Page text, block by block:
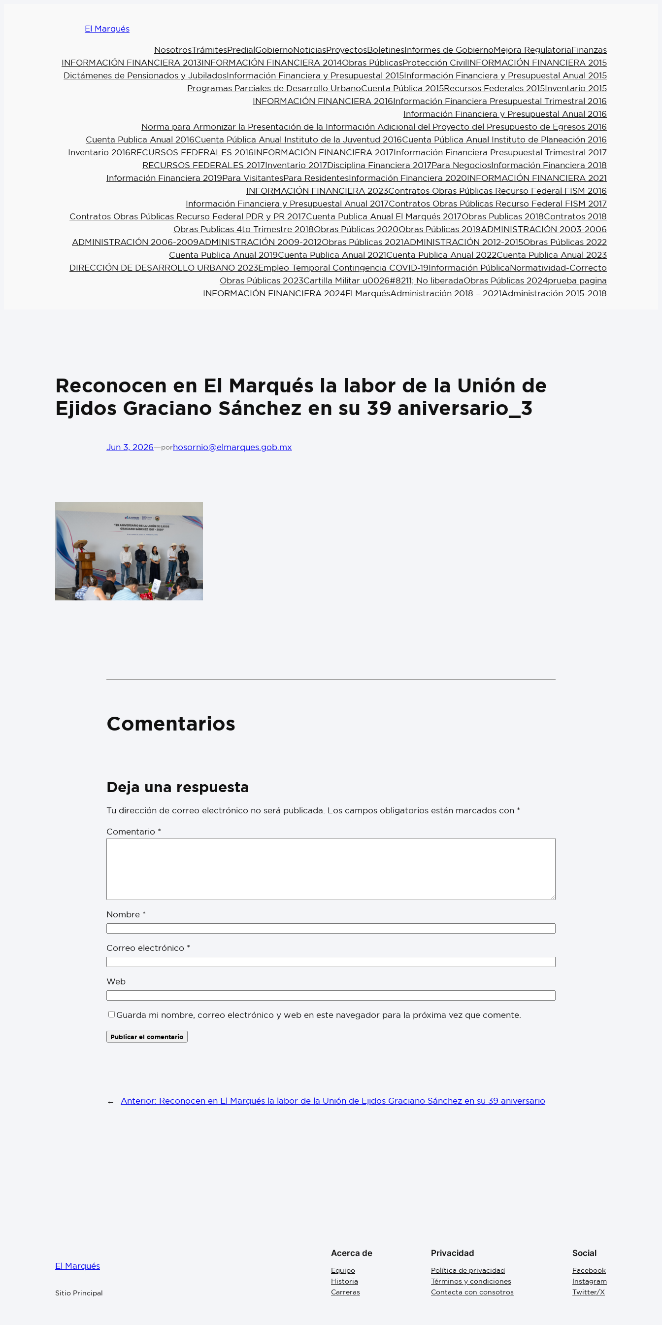
El Marqués
NosotrosTrámitesPredialGobiernoNoticiasProyectosBoletinesInformes de GobiernoMejora RegulatoriaFinanzas
INFORMACIÓN FINANCIERA 2013INFORMACIÓN FINANCIERA 2014Obras PúblicasProtección CivilINFORMACIÓN FINANCIERA 2015
Dictámenes de Pensionados y JubiladosInformación Financiera y Presupuestal 2015Información Financiera y Presupuestal Anual 2015
Programas Parciales de Desarrollo UrbanoCuenta Pública 2015Recursos Federales 2015Inventario 2015
INFORMACIÓN FINANCIERA 2016Información Financiera Presupuestal Trimestral 2016
Información Financiera y Presupuestal Anual 2016
Norma para Armonizar la Presentación de la Información Adicional del Proyecto del Presupuesto de Egresos 2016
Cuenta Publica Anual 2016Cuenta Pública Anual Instituto de la Juventud 2016Cuenta Pública Anual Instituto de Planeación 2016
Inventario 2016RECURSOS FEDERALES 2016INFORMACIÓN FINANCIERA 2017Información Financiera Presupuestal Trimestral 2017
RECURSOS FEDERALES 2017Inventario 2017Disciplina Financiera 2017Para NegociosInformación Financiera 2018
Información Financiera 2019Para VisitantesPara ResidentesInformación Financiera 2020INFORMACIÓN FINANCIERA 2021
INFORMACIÓN FINANCIERA 2023Contratos Obras Públicas Recurso Federal FISM 2016
Información Financiera y Presupuestal Anual 2017Contratos Obras Públicas Recurso Federal FISM 2017
Contratos Obras Públicas Recurso Federal PDR y PR 2017Cuenta Publica Anual El Marqués 2017Obras Publicas 2018Contratos 2018
Obras Publicas 4to Trimestre 2018Obras Públicas 2020Obras Públicas 2019ADMINISTRACIÓN 2003-2006
ADMINISTRACIÓN 2006-2009ADMINISTRACIÓN 2009-2012Obras Públicas 2021ADMINISTRACIÓN 2012-2015Obras Públicas 2022
Cuenta Publica Anual 2019Cuenta Publica Anual 2021Cuenta Publica Anual 2022Cuenta Publica Anual 2023
DIRECCIÓN DE DESARROLLO URBANO 2023Empleo Temporal Contingencia COVID-19Información PúblicaNormatividad-Correcto
Obras Públicas 2023Cartilla Militar u0026#8211; No liberadaObras Públicas 2024prueba pagina
INFORMACIÓN FINANCIERA 2024El MarquésAdministración 2018 – 2021Administración 2015-2018
Reconocen en El Marqués la labor de la Unión de
Ejidos Graciano Sánchez en su 39 aniversario_3
Jun 3, 2026—porhosornio@elmarques.gob.mx
Comentarios
Deja una respuesta
Tu dirección de correo electrónico no será publicada. Los campos obligatorios están marcados con *
Comentario *
Nombre *
Correo electrónico *
Web
Guarda mi nombre, correo electrónico y web en este navegador para la próxima vez que comente.
← Anterior: Reconocen en El Marqués la labor de la Unión de Ejidos Graciano Sánchez en su 39 aniversario
El Marqués
Sitio Principal
Acerca de
Equipo
Historia
Carreras
Privacidad
Política de privacidad
Términos y condiciones
Contacta con consotros
Social
Facebook
Instagram
Twitter/X